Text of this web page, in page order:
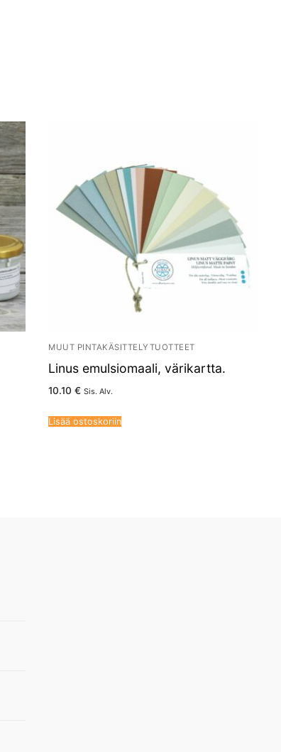
MUUT PINTAKÄSITTELYTUOTTEET
Linus emulsiomaali, värikartta.
10.10 € Sis. Alv.
Lisää ostoskoriin